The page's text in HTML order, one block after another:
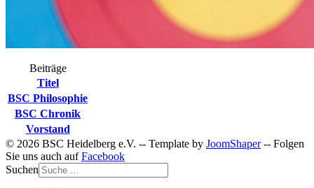
Beiträge
Titel
BSC Philosophie
BSC Chronik
Vorstand
© 2026 BSC Heidelberg e.V. -- Template by JoomShaper-- Folgen
Sie uns auch aufFacebook
Suchen